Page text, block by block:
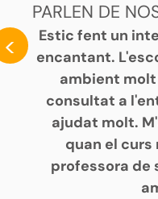
PARLEN DE
<
Estic fent un
encantant.
ambient
consultat a
ajudat molt.
quan el curs
professora de